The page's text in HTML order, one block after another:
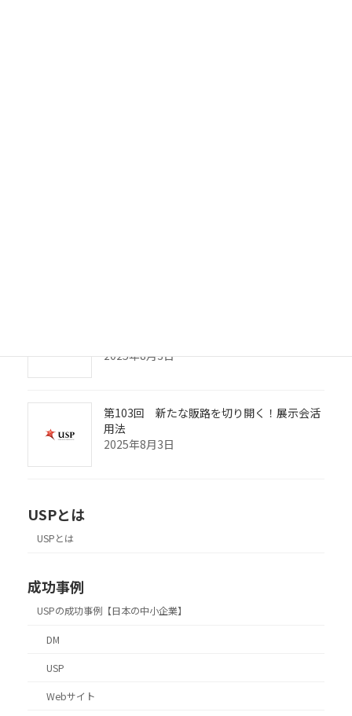
2025年8月3日
第103回 新たな販路を切り開く！展示会活
用法
2025年8月3日
USPとは
USPとは
成功事例
USPの成功事例【日本の中小企業】
DM
USP
Webサイト